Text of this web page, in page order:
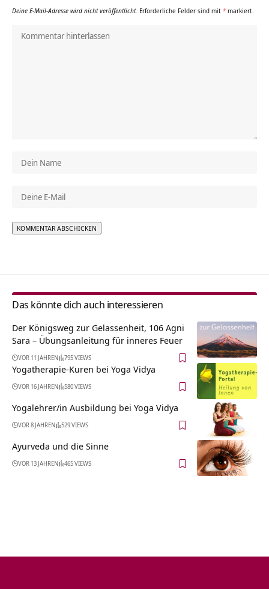
Deine E-Mail-Adresse wird nicht veröffentlicht. Erforderliche Felder sind mit * markiert.
Das könnte dich auch interessieren
Der Königsweg zur Gelassenheit, 106 Agni
Sara – Übungsanleitung für inneres Feuer
VOR 11 JAHREN 795 VIEWS
Yogatherapie-Kuren bei Yoga Vidya
VOR 16 JAHREN 580 VIEWS
Yogalehrer/in Ausbildung bei Yoga Vidya
VOR 8 JAHREN 529 VIEWS
Ayurveda und die Sinne
VOR 13 JAHREN 465 VIEWS